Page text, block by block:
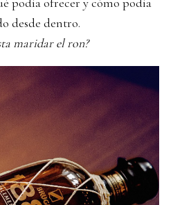
desde dentro.
maridar el ron?